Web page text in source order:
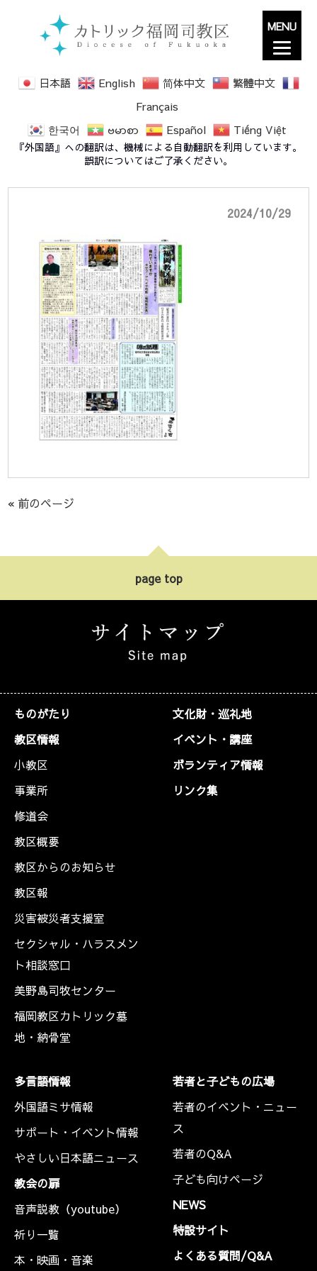
日本語 English 简体中文
繁體中文
Français
한국어
ဗမာစာ Español Tiếng Việt
『外国語』への翻訳は、機械による自動翻訳を利用しています。
誤訳についてはご了承ください。
カトリック202411_Web
2024/10/29
« 前のページ
page top
ものがたり
教区情報
小教区
事業所
修道会
教区概要
教区からのお知らせ
教区報
災害被災者支援室
セクシャル・ハラスメン
ト相談窓口
美野島司牧センター
福岡教区カトリック墓
地・納骨堂
文化財・巡礼地
イベント・講座
ボランティア情報
リンク集
多言語情報
外国語ミサ情報
サポート・イベント情報
やさしい日本語ニュース
教会の扉
音声説教（youtube）
祈り一覧
本・映画・音楽
若者と子どもの広場
若者のイベント・ニュー
ス
若者のQ&A
子ども向けページ
NEWS
特設サイト
よくある質問/Q&A
MENU